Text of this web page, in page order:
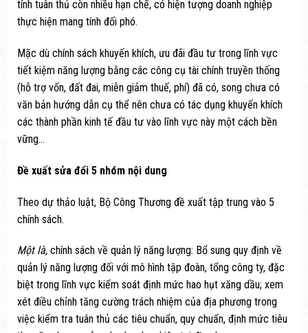
tính tuân thủ còn nhiều hạn chế, có hiện tượng doanh nghiệp
thực hiện mang tính đối phó.
Mặc dù chính sách khuyến khích, ưu đãi đầu tư trong lĩnh vực
tiết kiệm năng lượng bằng các công cụ tài chính truyền thống
(hỗ trợ vốn, đất đai, miễn giảm thuế, phí) đã có, song chưa có
văn bản hướng dẫn cụ thể nên chưa có tác dụng khuyến khích
các thành phần kinh tế đầu tư vào lĩnh vực này một cách bền
vững…
Đề xuất sửa đổi 5 nhóm nội dung
Theo dự thảo luật, Bộ Công Thương đề xuất tập trung vào 5
chính sách.
Một là, chính sách về quản lý năng lượng: Bổ sung quy định về
quản lý năng lượng đối với mô hình tập đoàn, tổng công ty, đặc
biệt trong lĩnh vực kiểm soát định mức hao hụt xăng dầu; xem
xét điều chỉnh tăng cường trách nhiệm của địa phương trong
việc kiểm tra tuân thủ các tiêu chuẩn, quy chuẩn, định mức tiêu